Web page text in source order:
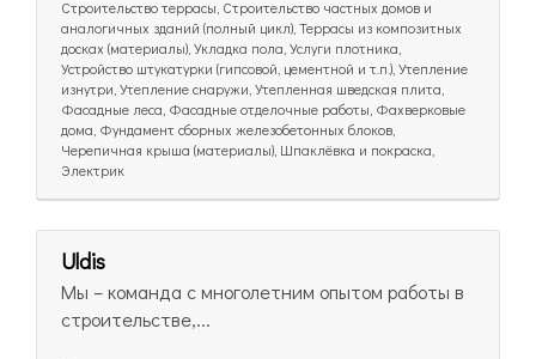
Строительство террасы, Строительство частных домов и
аналогичных зданий (полный цикл), Террасы из композитных
досках (материалы), Укладка пола, Услуги плотника,
Устройство штукатурки (гипсовой, цементной и т.п.), Утепление
изнутри, Утепление снаружи, Утепленная шведская плита,
Фасадные леса, Фасадные отделочные работы, Фахверковые
дома, Фундамент сборных железобетонных блоков,
Черепичная крыша (материалы), Шпаклёвка и покраска,
Электрик
Uldis
Мы – команда с многолетним опытом работы в
строительстве,...